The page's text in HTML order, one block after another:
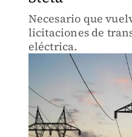
Necesario que
licitaciones de
eléctrica.